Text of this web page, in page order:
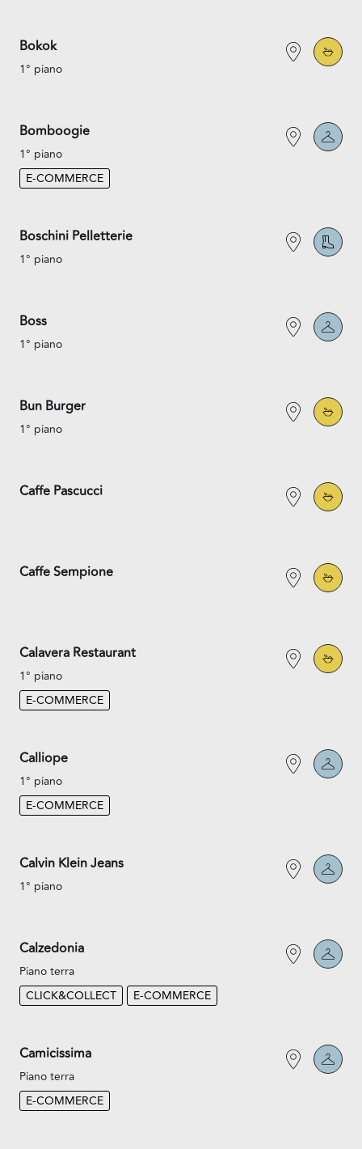
Bokok
1° piano
Bomboogie
1° piano
E-COMMERCE
Boschini Pelletterie
1° piano
Boss
1° piano
Bun Burger
1° piano
Caffe Pascucci
Caffe Sempione
Calavera Restaurant
1° piano
E-COMMERCE
Calliope
1° piano
E-COMMERCE
Calvin Klein Jeans
1° piano
Calzedonia
Piano terra
CLICK&COLLECT
E-COMMERCE
Camicissima
Piano terra
E-COMMERCE